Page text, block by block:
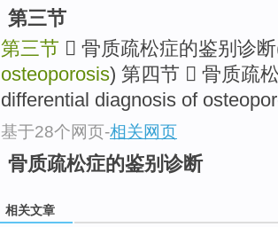
第三节
第三节  骨质疏松症的鉴别诊
osteoporosis) 第四节  骨质疏
differential diagnosis of
基于28个网页-相关网页
骨质疏松症的鉴别诊断
相关文章